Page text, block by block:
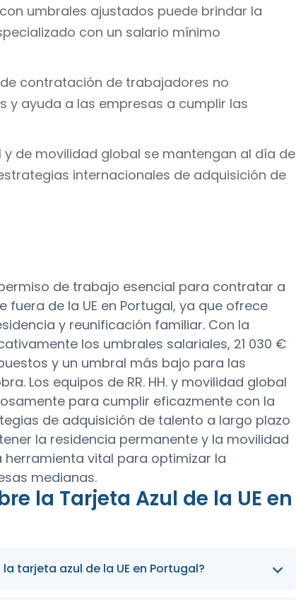
umbrales ajustados puede brindar la
con un salario mínimo
de contratación de trabajadores no
ayuda a las empresas a cumplir las
y de movilidad global se mantengan al día de
internacionales de adquisición de
de trabajo esencial para contratar a
de la UE en Portugal, ya que ofrece
y reunificación familiar. Con la
los umbrales salariales, 21 030 €
y un umbral más bajo para las
Los equipos de RR. HH. y movilidad global
para cumplir eficazmente con la
de adquisición de talento a largo plazo
la residencia permanente y la movilidad
herramienta vital para optimizar la
medianas.
la Tarjeta Azul de la UE en
tarjeta azul de la UE en Portugal?